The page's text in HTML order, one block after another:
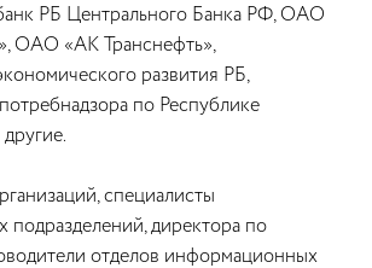
РБ Центрального Банка РФ, ОАО
ОАО «АК Транснефть»,
развития РБ,
по Республике
специалисты
подразделений, директора по
отделов информационных